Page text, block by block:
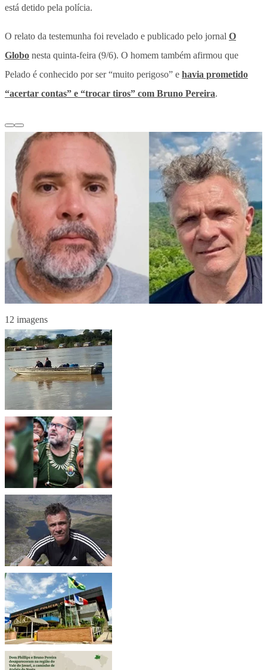
está detido pela polícia.
O relato da testemunha foi revelado e publicado pelo jornal O
Globo nesta quinta-feira (9/6). O homem também afirmou que
Pelado é conhecido por ser “muito perigoso” e havia prometido
“acertar contas” e “trocar tiros” com Bruno Pereira.
12 imagens